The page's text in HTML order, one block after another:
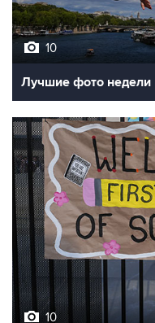
10
Лучшие фото недели
10
Фотохроника 7 августа